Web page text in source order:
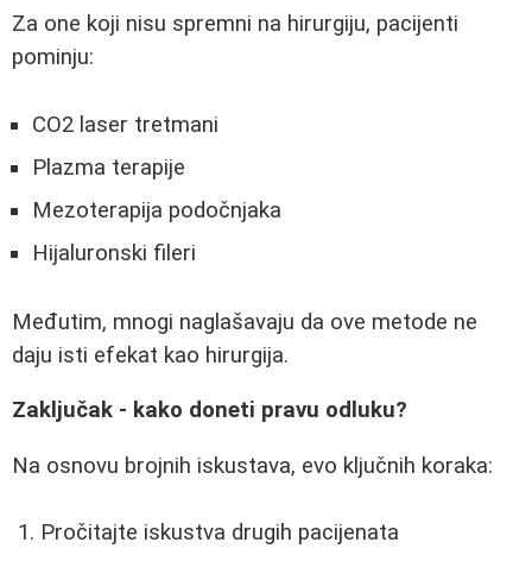
Za one koji nisu spremni na hirurgiju, pacijenti
pominju:
CO2 laser tretmani
Plazma terapije
Mezoterapija podočnjaka
Hijaluronski fileri
Međutim, mnogi naglašavaju da ove metode ne
daju isti efekat kao hirurgija.
Zaključak - kako doneti pravu odluku?
Na osnovu brojnih iskustava, evo ključnih koraka:
Pročitajte iskustva drugih pacijenata